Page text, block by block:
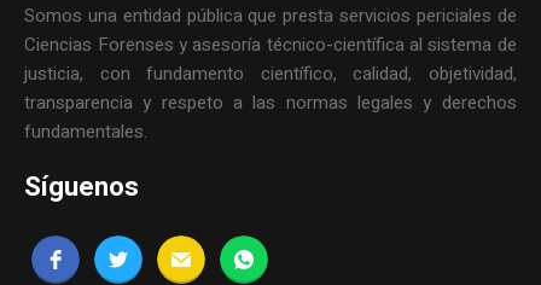
Somos una entidad pública que presta servicios periciales de
Ciencias Forenses y asesoría técnico-científica al sistema de
justicia, con fundamento científico, calidad, objetividad,
transparencia y respeto a las normas legales y derechos
fundamentales.
Síguenos